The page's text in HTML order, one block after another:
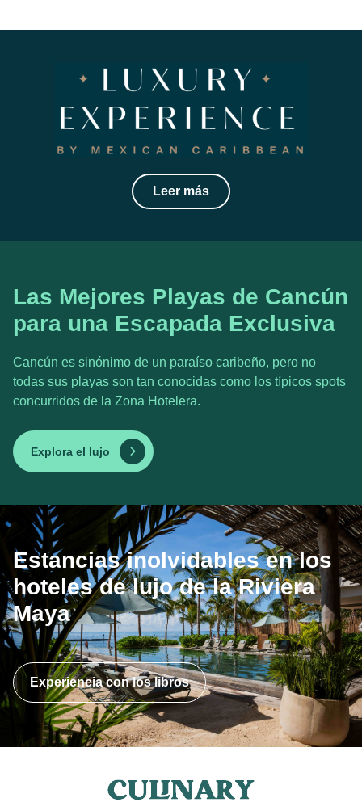
Leer más
Las Mejores Playas de Cancún
para una Escapada Exclusiva
Cancún es sinónimo de un paraíso caribeño, pero no
todas sus playas son tan conocidas como los típicos spots
concurridos de la Zona Hotelera.
Explora el lujo
Estancias inolvidables en los
hoteles de lujo de la Riviera
Maya
Experiencia con los libros